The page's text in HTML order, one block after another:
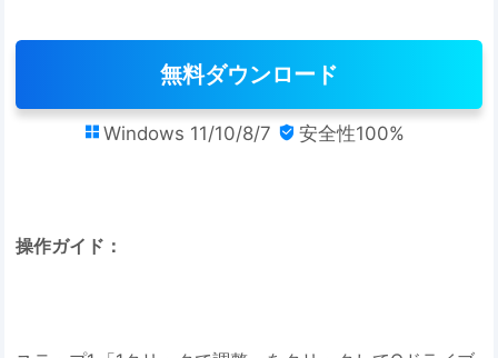
無料ダウンロード
 Windows 11/10/8/7  安全性100%
操作ガイド：